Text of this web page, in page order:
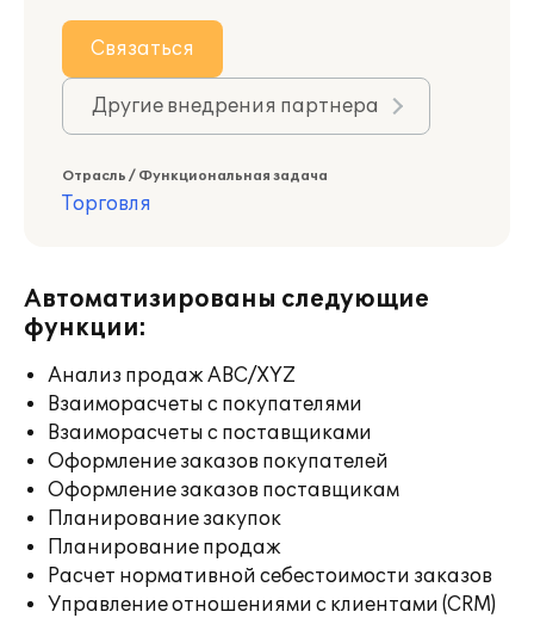
Связаться
Другие внедрения партнера
Отрасль / Функциональная задача
Торговля
Автоматизированы следующие
функции:
Анализ продаж ABC/XYZ
Взаиморасчеты с покупателями
Взаиморасчеты с поставщиками
Оформление заказов покупателей
Оформление заказов поставщикам
Планирование закупок
Планирование продаж
Расчет нормативной себестоимости заказов
Управление отношениями с клиентами (CRM)